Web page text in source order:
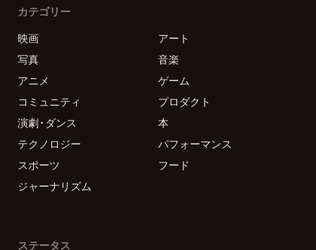
カテゴリー
映画
アート
写真
音楽
アニメ
ゲーム
コミュニティ
プロダクト
演劇・ダンス
本
テクノロジー
パフォーマンス
スポーツ
フード
ジャーナリズム
ステータス